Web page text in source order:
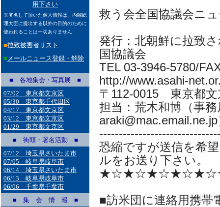
用下さい
※署名して頂いた個人情報は、内閣総
理大臣に提出する以外の目的のために
使われることは一切ありません
■拉致被害者リスト
■ メールニュース登録・解除
■ 各地集会・写真展 ■
07/02 東京都文京区
05/30 東京都千代田区
04/17 東京都文京区
03/12 東京都文京区
01/29 東京都文京区
■ 街頭・署名活動 ■
07/12 埼玉県さいたま市
07/05 岐阜県岐阜市
06/14 埼玉県さいたま市
06/13 岐阜県岐阜市
06/06 千葉県千葉市
■ 集 会 情 報 ■
救う会全国協議会ニ
発行：北朝鮮に拉致
国協議会
TEL 03-3946-5780/
http://www.asahi-
〒112-0015 東京都
担当：荒木和博（事
恐縮ですが送信を希
ルをお送り下さい。
■訪米団に連絡用携帯